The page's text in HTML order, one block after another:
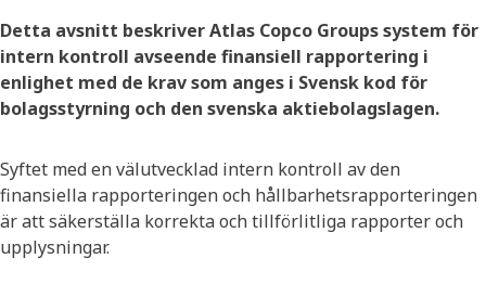
Detta avsnitt beskriver Atlas Copco Groups system för
intern kontroll avseende finansiell rapportering i
enlighet med de krav som anges i Svensk kod för
bolagsstyrning och den svenska aktiebolagslagen.
Syftet med en välutvecklad intern kontroll av den
finansiella rapporteringen och hållbarhetsrapporteringen
är att säkerställa korrekta och tillförlitliga rapporter och
upplysningar.